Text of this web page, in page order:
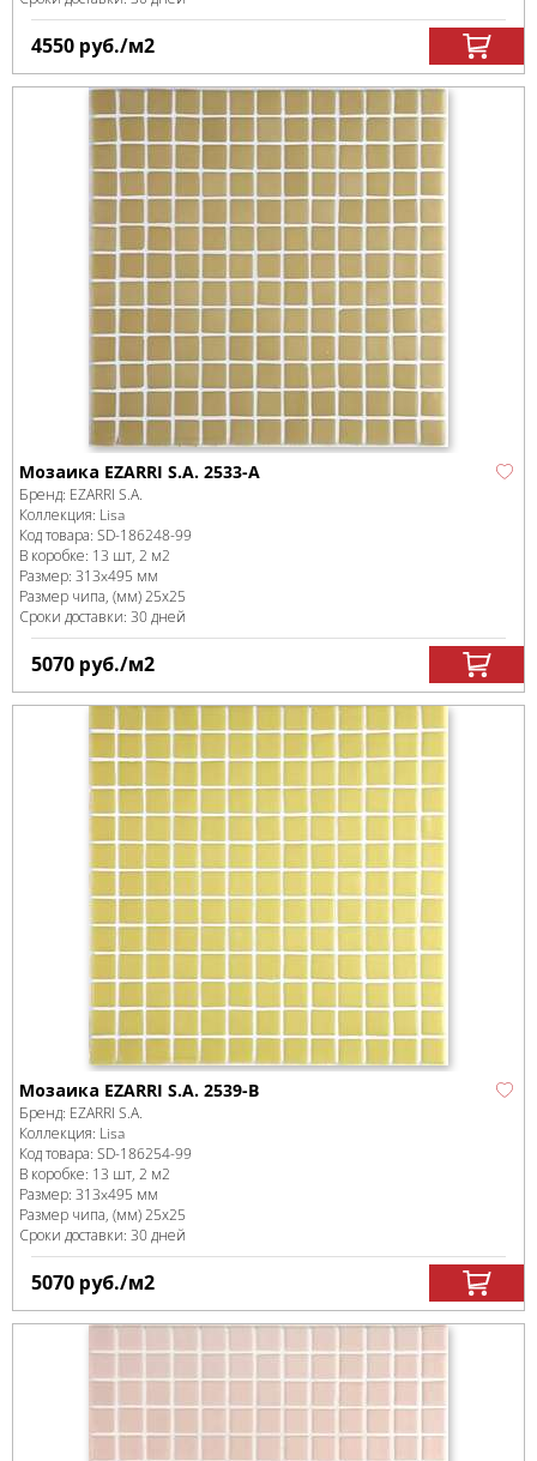
4550 руб./м2
Мозаика EZARRI S.A. 2533-A
Бренд: EZARRI S.A.
Коллекция: Lisa
Код товара: SD-186248-99
В коробке: 13 шт, 2 м2
Размер: 313x495 мм
Размер чипа, (мм)25х25
Сроки доставки: 30 дней
5070 руб./м2
Мозаика EZARRI S.A. 2539-B
Бренд: EZARRI S.A.
Коллекция: Lisa
Код товара: SD-186254-99
В коробке: 13 шт, 2 м2
Размер: 313x495 мм
Размер чипа, (мм)25х25
Сроки доставки: 30 дней
5070 руб./м2